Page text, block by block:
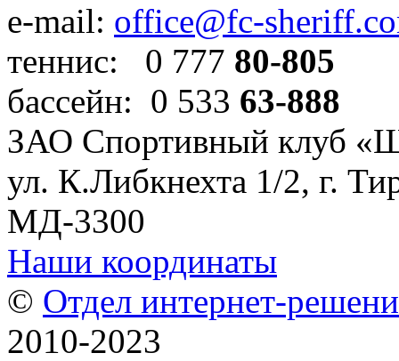
e-mail: office@fc-
теннис: 0 777 80-805
бассейн: 0 533 63-888
ЗАО Спортивный клуб
ул. К.Либкнехта 1/2, г.
МД-3300
Наши координаты
© Отдел интернет-
2010-2023